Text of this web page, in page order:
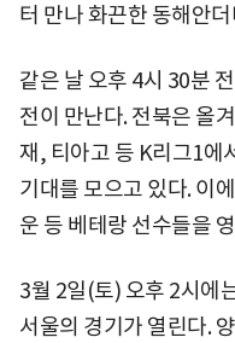
터 만나 화끈한 동해안
같은 날 오후 4시 30분
전이 만난다. 전북은 올
재, 티아고 등 K리그1에
기대를 모으고 있다. 이
운 등 베테랑 선수들을
3월 2일(토) 오후 2시에
서울의 경기가 열린다.